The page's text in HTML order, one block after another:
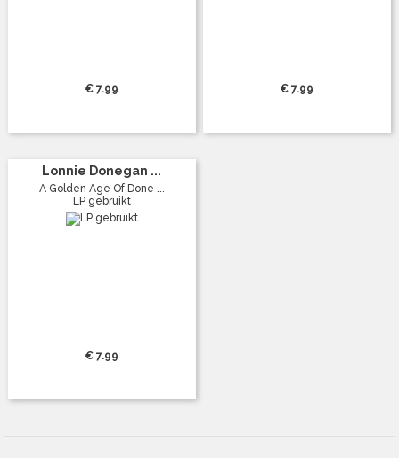
€ 7.99 € 7.99
Lonnie Donegan ...
A Golden Age Of Done ...
LP gebruikt
€ 7.99